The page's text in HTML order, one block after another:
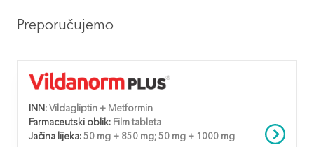
Preporučujemo
INN: Vildagliptin + Metformin
Farmaceutski oblik: Film tableta
Jačina lijeka: 50 mg + 850 mg; 50 mg + 1000 mg